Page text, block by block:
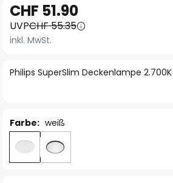
Anfang
der
Bildgalerie
Philips SuperSlim Deckenlampe
CHF 51.90
UVPCHF 55.35
inkl. MwSt.
Farbe: weiß